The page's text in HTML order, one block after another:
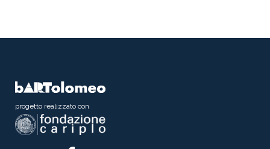
progetto realizzato con